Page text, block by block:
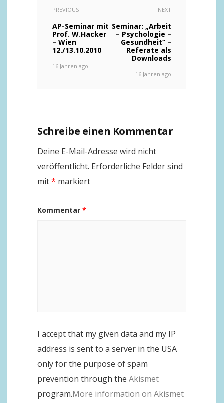
PREVIOUS
AP-Seminar mit
Prof. W.Hacker
– Wien
12./13.10.2010
16 Jahren ago
NEXT
Seminar: „Arbeit
– Psychologie –
Gesundheit“ –
Referate als
Downloads
16 Jahren ago
Schreibe einen Kommentar
Deine E-Mail-Adresse wird nicht
veröffentlicht. Erforderliche Felder sind
mit* markiert
Kommentar *
I accept that my given data and my IP
address is sent to a server in the USA
only for the purpose of spam
prevention through the Akismet
program.More information on Akismet